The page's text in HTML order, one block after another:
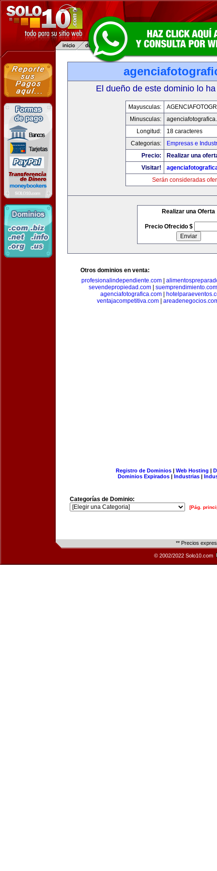
El dueño de este dominio lo
Mayusculas:
Minusculas:
Longitud:
18 caracteres
Categorias:
Empresas e
Precio:
Realizar una
Visitar!
Serán consideradas
Realizar una Oferta
Precio Ofrecido $
Otros dominios en venta:
profesionalindependiente.com
sevendepropiedad.com| suemprendimiento.com
agenciafotografica.com|
ventajacompetitiva.com
Registro de Dominios| Web Hosting |
Dominios Expirados | Industrias |
Categorías de Dominio:
[Pág.
** Precios
© 2002/2022 Solo10.com